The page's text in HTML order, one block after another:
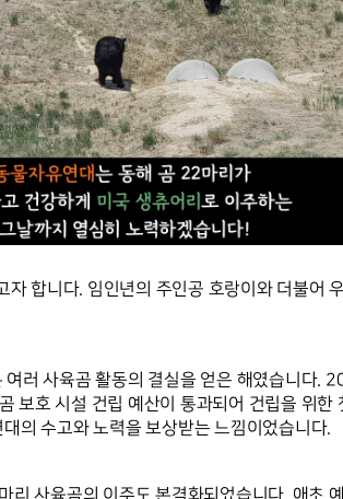
합니다. 임인년의 주인공 호랑이와 더불어
러 사육곰 활동의 결실을 얻은 해였습니다.
보호 시설 건립 예산이 통과되어 건립을 위한
의 수고와 노력을 보상받는 느낌이었습니다.
사육곰의 이주도 본격화되었습니다. 애초